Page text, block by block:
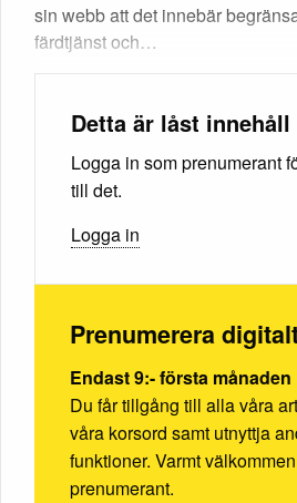
sin webb att det innebär
färdtjänst och…
Detta är låst innehåll
Logga in som prenumerant
till det.
Logga in
Prenumerera
Endast 9:- första månaden
Du får tillgång till alla våra
våra korsord samt utnyttja
funktioner. Varmt
prenumerant.